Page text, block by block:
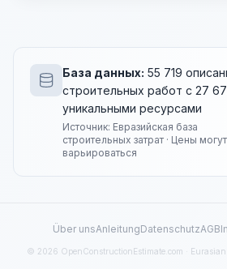
База данных: 55 719
строительных работ с 27
уникальными ресурсами
Источник: Евразийская база
строительных затрат · Цены могут
варьироваться
Über unsAnleitungDatenschutzAGB
© 2026 OpenConstructionEstimate.com ·